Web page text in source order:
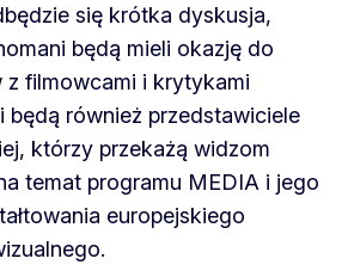
się krótka dyskusja,
będą mieli okazję do
z filmowcami i krytykami
będą również przedstawiciele
którzy przekażą widzom
temat programu MEDIA i jego
europejskiego